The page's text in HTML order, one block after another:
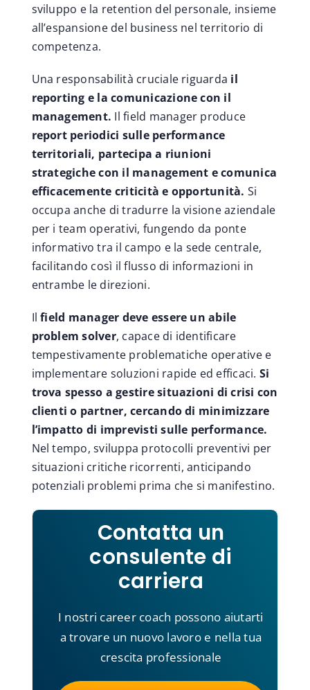
sviluppo e la retention del personale, insieme
all’espansione del business nel territorio di
competenza.
Una responsabilità cruciale riguarda il
reporting e la comunicazione con il
management. Il field manager produce
report periodici sulle performance
territoriali, partecipa a riunioni
strategiche con il management e comunica
efficacemente criticità e opportunità. Si
occupa anche di tradurre la visione aziendale
per i team operativi, fungendo da ponte
informativo tra il campo e la sede centrale,
facilitando così il flusso di informazioni in
entrambe le direzioni.
Il field manager deve essere un abile
problem solver, capace di identificare
tempestivamente problematiche operative e
implementare soluzioni rapide ed efficaci. Si
trova spesso a gestire situazioni di crisi con
clienti o partner, cercando di minimizzare
l’impatto di imprevisti sulle performance.
Nel tempo, sviluppa protocolli preventivi per
situazioni critiche ricorrenti, anticipando
potenziali problemi prima che si manifestino.
Contatta un
consulente di
carriera
I nostri career coach possono aiutarti
a trovare un nuovo lavoro e nella tua
crescita professionale